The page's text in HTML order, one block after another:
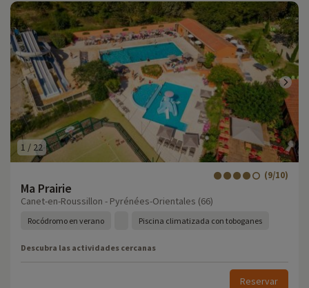
1 / 22
Ma Prairie
(9/10)
Canet-en-Roussillon - Pyrénées-Orientales (66)
Rocódromo en verano Piscina climatizada con toboganes
Descubra las actividades cercanas
Reservar